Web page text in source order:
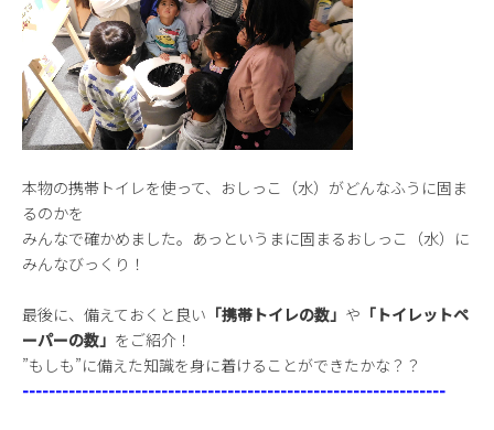
本物の携帯トイレを使って、おしっこ（水）がどんなふうに固ま
るのかを
みんなで確かめました。あっというまに固まるおしっこ（水）に
みんなびっくり！
最後に、備えておくと良い 「携帯トイレの数」 や 「トイレットペ
ーパーの数」 をご紹介！
”もしも”に備えた知識を身に着けることができたかな？？
----------------------------------------------------------------